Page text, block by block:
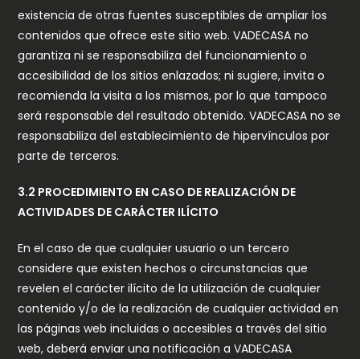
existencia de otras fuentes susceptibles de ampliar los
contenidos que ofrece este sitio web. VADECASA no
garantiza ni se responsabiliza del funcionamiento o
accesibilidad de los sitios enlazados; ni sugiere, invita o
recomienda la visita a los mismos, por lo que tampoco
será responsable del resultado obtenido. VADECASA no se
responsabiliza del establecimiento de hipervínculos por
parte de terceros.
3.2 PROCEDIMIENTO EN CASO DE REALIZACIÓN DE
ACTIVIDADES DE CARÁCTER ILÍCITO
En el caso de que cualquier usuario o un tercero
considere que existen hechos o circunstancias que
revelen el carácter ilícito de la utilización de cualquier
contenido y/o de la realización de cualquier actividad en
las páginas web incluidas o accesibles a través del sitio
web, deberá enviar una notificación a VADECASA